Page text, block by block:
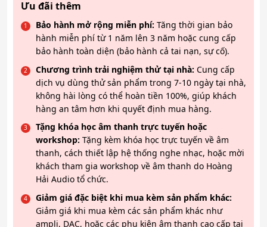
Ưu đãi thêm
Bảo hành mở rộng miễn phí: Tăng thời gian bảo
hành miễn phí từ 1 năm lên 3 năm hoặc cung cấp
bảo hành toàn diện (bảo hành cả tai nạn, sự cố).
Chương trình trải nghiệm thử tại nhà: Cung cấp
dịch vụ dùng thử sản phẩm trong 7-10 ngày tại nhà,
không hài lòng có thể hoàn tiền 100%, giúp khách
hàng an tâm hơn khi quyết định mua hàng.
Tặng khóa học âm thanh trực tuyến hoặc
workshop: Tặng kèm khóa học trực tuyến về âm
thanh, cách thiết lập hệ thống nghe nhạc, hoặc mời
khách tham gia workshop về âm thanh do Hoàng
Hải Audio tổ chức.
Giảm giá đặc biệt khi mua kèm sản phẩm khác:
Giảm giá khi mua kèm các sản phẩm khác như
ampli, DAC, hoặc các phụ kiện âm thanh cao cấp tại